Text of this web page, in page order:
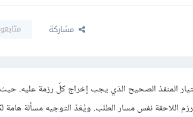
مشاركة
المنفذ الصحيح الذي يجب إخراج كلّ رزمة عليه.
اللاحقة نفس مسار الطلب. ويُعَدّ التوجيه مسألة هامة